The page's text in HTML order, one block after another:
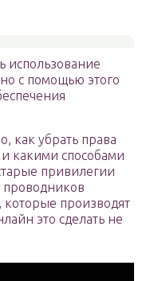
использование
с помощью этого
как убрать права
какими способами
привилегии
производят
это сделать не